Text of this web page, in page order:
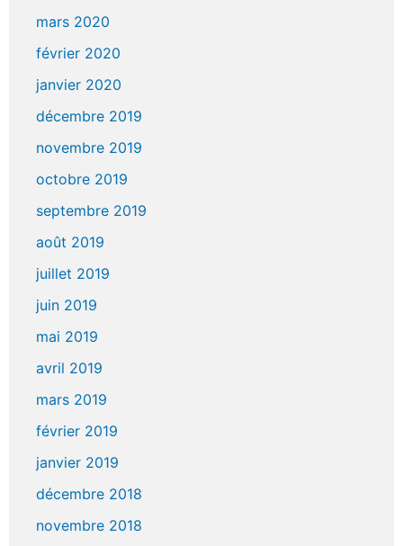
mars 2020
février 2020
janvier 2020
décembre 2019
novembre 2019
octobre 2019
septembre 2019
août 2019
juillet 2019
juin 2019
mai 2019
avril 2019
mars 2019
février 2019
janvier 2019
décembre 2018
novembre 2018